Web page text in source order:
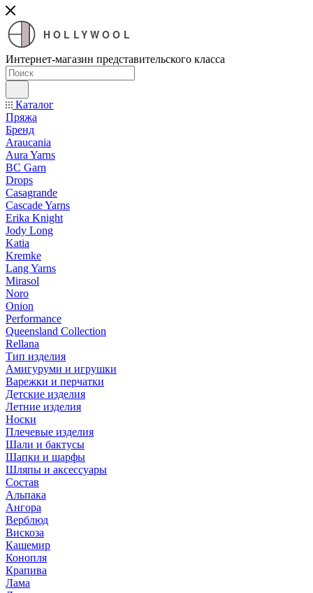
HOLLYWOOL
Интернет-магазин представительского класса
Каталог
Пряжа
Бренд
Araucania
Aura Yarns
BC Garn
Drops
Casagrande
Cascade Yarns
Erika Knight
Jody Long
Katia
Kremke
Lang Yarns
Mirasol
Noro
Onion
Performance
Queensland Collection
Rellana
Тип изделия
Амигуруми и игрушки
Варежки и перчатки
Детские изделия
Летние изделия
Носки
Плечевые изделия
Шали и бактусы
Шапки и шарфы
Шляпы и аксессуары
Состав
Альпака
Ангора
Верблюд
Вискоза
Кашемир
Конопля
Крапива
Лама